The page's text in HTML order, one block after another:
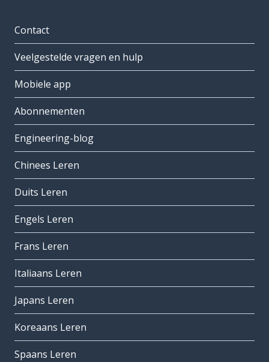
Contact
Veelgestelde vragen en hulp
Mobiele app
Abonnementen
Engineering-blog
Chinees Leren
Duits Leren
Engels Leren
Frans Leren
Italiaans Leren
Japans Leren
Koreaans Leren
Spaans Leren